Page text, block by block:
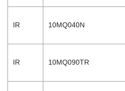
IR 10MQ040N
IR 10MQ090TR